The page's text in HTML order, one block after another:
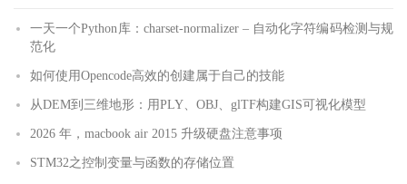
一天一个Python库：charset-normalizer – 自动化字符编码检测与规
范化
如何使用Opencode高效的创建属于自己的技能
从DEM到三维地形：用PLY、OBJ、glTF构建GIS可视化模型
2026 年，macbook air 2015 升级硬盘注意事项
STM32之控制变量与函数的存储位置